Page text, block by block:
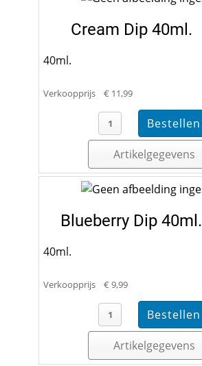
Cream Dip 40ml.
40ml.
Verkoopprijs € 11,99
Artikelgegevens
Blueberry Dip 40ml.
40ml.
Verkoopprijs € 9,99
Artikelgegevens